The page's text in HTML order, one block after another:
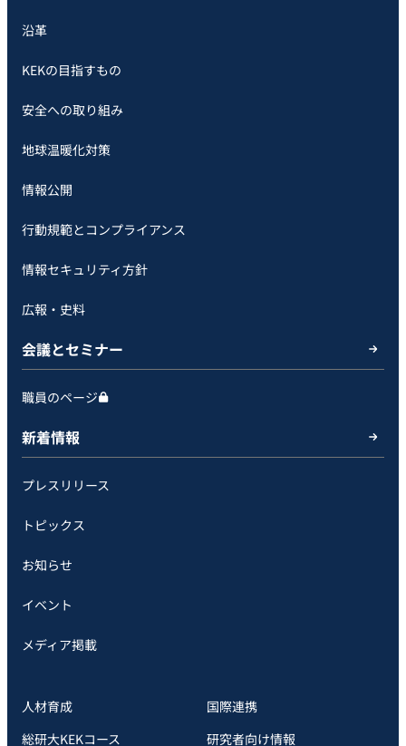
沿革
KEKの目指すもの
安全への取り組み
地球温暖化対策
情報公開
行動規範とコンプライアンス
情報セキュリティ方針
広報・史料
会議とセミナー
職員のページ
新着情報
プレスリリース
トピックス
お知らせ
イベント
メディア掲載
人材育成
国際連携
総研大KEKコース
研究者向け情報